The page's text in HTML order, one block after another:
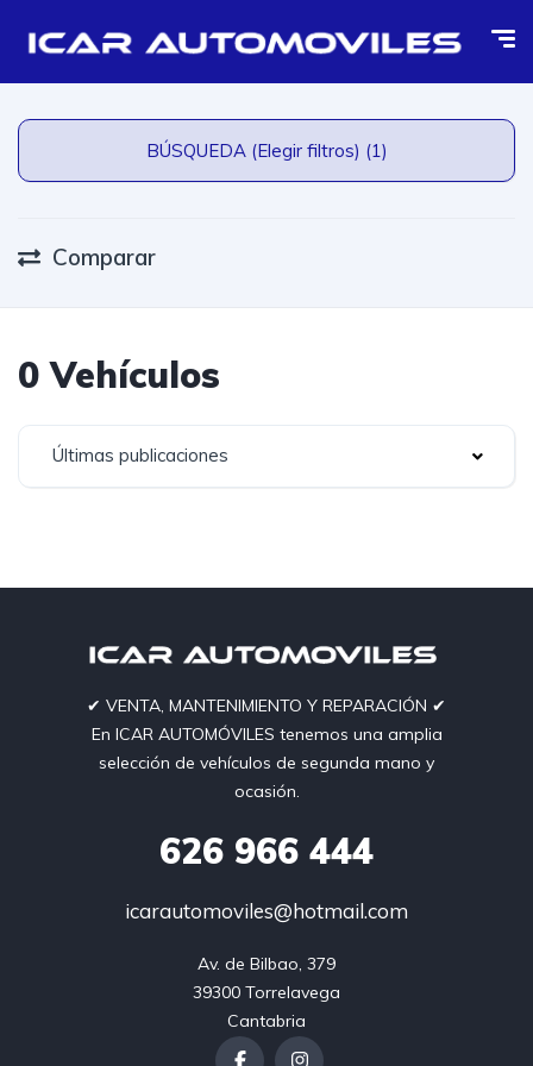
BÚSQUEDA (Elegir filtros) (1)
Comparar
0 Vehículos
Últimas publicaciones
✔︎ VENTA, MANTENIMIENTO Y REPARACIÓN ✔︎
En ICAR AUTOMÓVILES tenemos una amplia
selección de vehículos de segunda mano y
ocasión.
626 966 444
icarautomoviles@hotmail.com
Av. de Bilbao, 379
39300 Torrelavega
Cantabria